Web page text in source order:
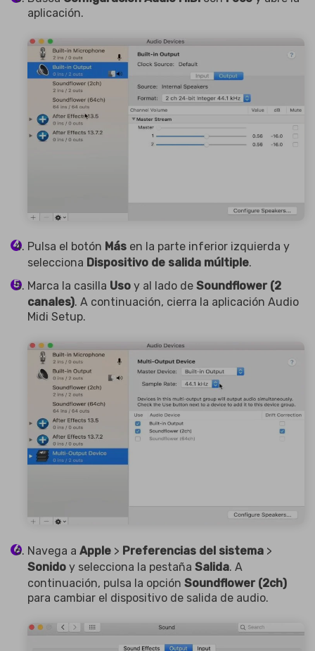
aplicación.
Pulsa el botón Más en la parte inferior izquierda y
selecciona Dispositivo de salida múltiple.
Marca la casilla Uso y al lado de Soundflower (2
canales). A continuación, cierra la aplicación Audio
Midi Setup.
Navega a Apple > Preferencias del sistema >
Sonido y selecciona la pestaña Salida. A
continuación, pulsa la opción Soundflower (2ch)
para cambiar el dispositivo de salida de audio.